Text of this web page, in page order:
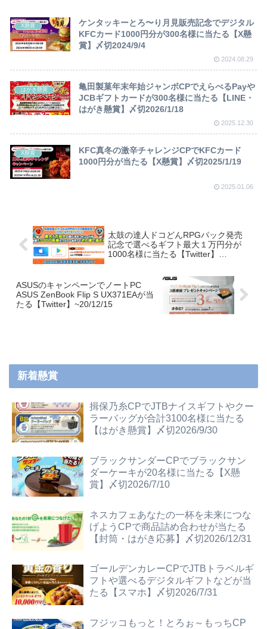
X懸賞
ケンタッキーとろ〜り月見販売記念でデジタル
KFCカード1000円分が300名様に当たる【X懸
賞】〆切2024/9/4
2024.08.29
はがき懸賞
亀田製菓年末年始ジャンボCPでえらべるPayや
JCBギフトカードが300名様に当たる【LINE・
はがき懸賞】〆切2026/1/18
2025.12.30
X懸賞
KFC真冬の激辛チャレンジCPでKFCカード
1000円分が当たる【X懸賞】〆切2025/1/19
2025.01.06
太鼓の達人ドコどんRPGパック発売
記念で選べるギフト最大１万円分が
1000名様に当たる【Twitter】
ASUSのキャンペーンでノートPC
ASUS ZenBook Flip S UX371EAが当
たる【Twitter】~20/12/15
新着懸賞
揖保乃糸CPでJTBナイスギフトやクー
ラーバッグが合計3100名様に当たる
【はがき懸賞】〆切2026/9/30
ブラックサンダーCPでブラックサン
ダーケーキが20名様に当たる【X懸
賞】〆切2026/7/10
ネスカフェあなたの一杯を未来につな
げようCPで商品詰め合わせが当たる
【封筒・はがき応募】〆切2026/12/31
ゴールデンカレーCPでJTBトラベルギ
フトや選べるデジタルギフトなどが当
たる【スマホ】〆切2026/7/31
フジッコもっと！とろぉ～もっちCP